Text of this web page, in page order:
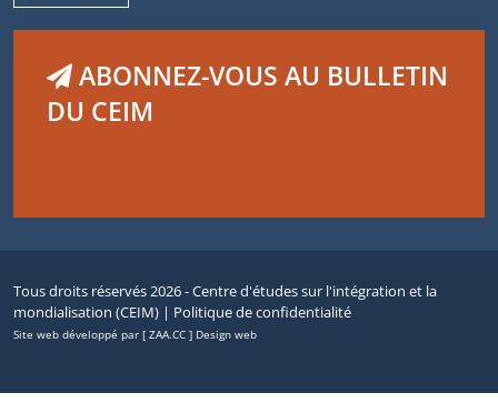
ABONNEZ-VOUS AU BULLETIN
DU CEIM
Tous droits réservés 2026 - Centre d'études sur l'intégration et la
mondialisation (CEIM) | Politique de confidentialité
Site web développé par [ ZAA.CC ] Design web